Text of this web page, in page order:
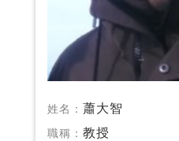
姓名： 蕭大智
職稱： 教授